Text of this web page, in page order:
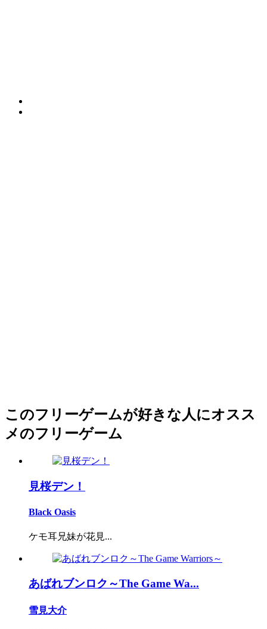
このフリーゲームが好きな人にオスス
メのフリーゲーム
見桜デン！
Black Oasis
ケモ耳兄妹が花見...
あばれブンロク～The Game Wa...
雪見大介